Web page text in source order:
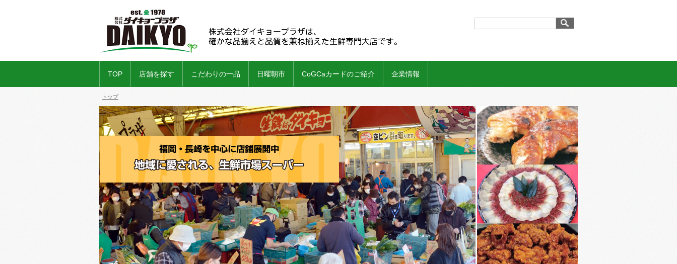
TOP 店舗を探す こだわりの一品 日曜朝市 CoGCaカードのご紹介 企業情報
トップ